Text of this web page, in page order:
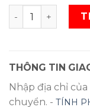
LOA KARAOKE
THÔNG TIN
Nhập địa chỉ
chuyển. - TÍNH